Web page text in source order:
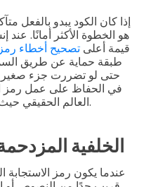
إذا كان الكود يبدو بالفعل
هو الخطوة الأكثر أمانًا. عند
قيمة أعلى تصحيح أخطاء رمز
طبقة حماية عن طريق
حتى لو تضررت جزء صغير
في الحفاظ على عمل رمز
العالم الحقيقي حيث لا تبقى الطباعات دائمًا مثالية.
الخلفية
عندما يكون رمز